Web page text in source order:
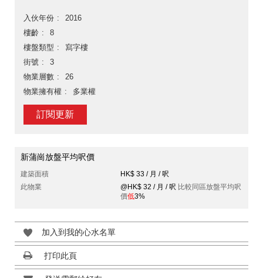
入伙年份
2016
樓齡
8
樓盤類型
寫字樓
街號
3
物業層數
26
物業擁有權
多業權
訂閱更新
新蒲崗放盤平均呎價
建築面積
HK$ 33 / 月 / 呎
此物業
@HK$ 32 / 月 / 呎 比較同區放盤平均呎
價低3%
加入到我的心水名單
打印此頁